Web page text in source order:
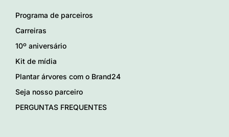
Programa de parceiros
Carreiras
10º aniversário
Kit de mídia
Plantar árvores com o Brand24
Seja nosso parceiro
PERGUNTAS FREQUENTES